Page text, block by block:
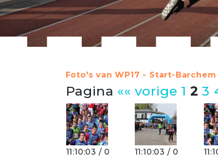
Foto's van WP17 - Start-
Pagina «« vorige 1 2 3
11:10:03 / 0
11:10:03 / 0